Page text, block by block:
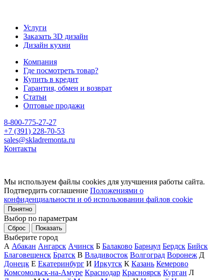
Услуги
Заказать 3D дизайн
Дизайн кухни
Компания
Где посмотреть товар?
Купить в кредит
Гарантия, обмен и возврат
Статьи
Оптовые продажи
8-800-775-27-27
+7 (391) 228-70-53
sales@skladremonta.ru
Контакты
Мы используем файлы cookies для улучшения работы сайта.
Подтвердить соглашение Положениями о
конфиденциальности и об использовании файлов cookie
Понятно
Выбор по параметрам
Сброс Показать
Выберите город
А Абакан Ангарск Ачинск Б Балаково Барнаул Бердск Бийск
Благовещенск Братск В Владивосток Волгоград Воронеж Д
Донецк Е Екатеринбург И Иркутск К Казань Кемерово
Комсомольск-на-Амуре Краснодар Красноярск Курган Л